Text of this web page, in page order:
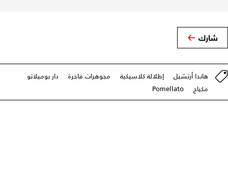
شارك
هاندا أرتشيل إطلالة كلاسيكية مجوهرات فاخرة
دار بوميلاتو
مكياج
Pomellato